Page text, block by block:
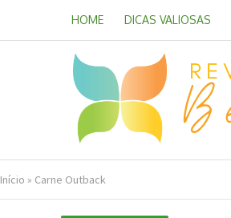
HOME DICAS VALIOSAS
Início » Carne Outback